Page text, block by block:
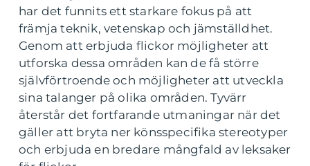
har det funnits ett starkare fokus på att
främja teknik, vetenskap och jämställdhet.
Genom att erbjuda flickor möjligheter att
utforska dessa områden kan de få större
självförtroende och möjligheter att utveckla
sina talanger på olika områden. Tyvärr
återstår det fortfarande utmaningar när det
gäller att bryta ner könsspecifika stereotyper
och erbjuda en bredare mångfald av leksaker